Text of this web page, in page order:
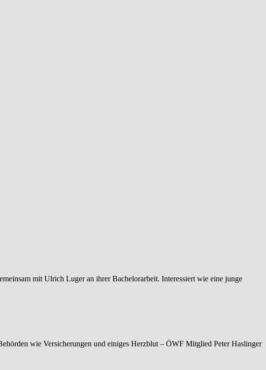
mit Ulrich Luger an ihrer Bachelorarbeit. Interessiert wie eine junge
wie Versicherungen und einiges Herzblut – ÖWF Mitglied Peter Haslinger